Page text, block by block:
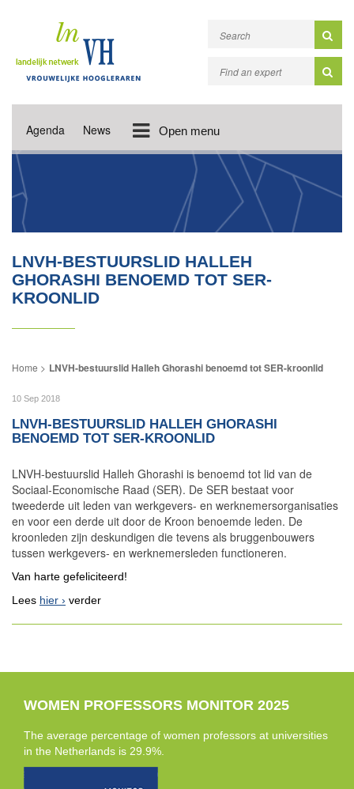
Agenda News Open menu
LNVH-BESTUURSLID HALLEH
GHORASHI BENOEMD TOT SER-
KROONLID
LNVH-bestuurslid Halleh Ghorashi benoemd tot SER-kroonlid
10 Sep 2018
LNVH-BESTUURSLID HALLEH GHORASHI
BENOEMD TOT SER-KROONLID
LNVH-bestuurslid Halleh Ghorashi is benoemd tot lid van de
Sociaal-Economische Raad (SER). De SER bestaat voor
tweederde uit leden van werkgevers- en werknemersorganisaties
en voor een derde uit door de Kroon benoemde leden. De
kroonleden zijn deskundigen die tevens als bruggenbouwers
tussen werkgevers- en werknemersleden functioneren.
Van harte gefeliciteerd!
Lees hier verder
WOMEN PROFESSORS MONITOR 2025
The average percentage of women professors at universities
in the Netherlands is 29.9%.